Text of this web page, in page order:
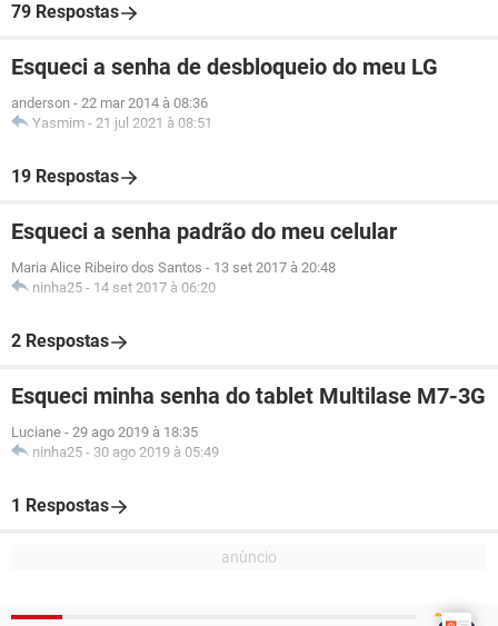
79 Respostas
Esqueci a senha de desbloqueio do meu LG
anderson - 22 mar 2014 à 08:36
Yasmim - 21 jul 2021 à 08:51
19 Respostas
Esqueci a senha padrão do meu celular
Maria Alice Ribeiro dos Santos - 13 set 2017 à 20:48
ninha25 - 14 set 2017 à 06:20
2 Respostas
Esqueci minha senha do tablet Multilase M7-3G
Luciane - 29 ago 2019 à 18:35
ninha25 - 30 ago 2019 à 05:49
1 Respostas